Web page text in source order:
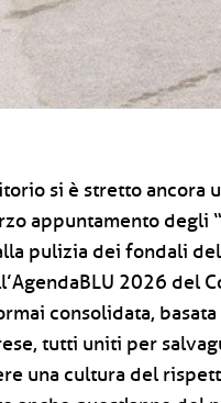
si è stretto ancora
appuntamento degli
pulizia dei fondali
2026 del
consolidata,
tutti uniti per
una cultura del